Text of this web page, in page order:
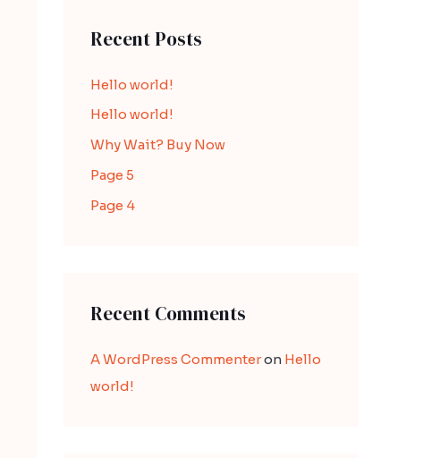
c
f
o
r
:
Recent Posts
Hello world!
Hello world!
Why Wait? Buy Now
Page 5
Page 4
Recent Comments
A WordPress Commenteron Hello
world!